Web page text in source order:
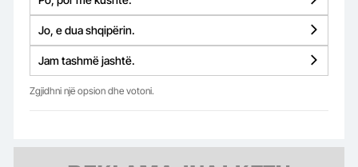
Jo, e dua shqipërin.
Jam tashmë jashtë.
Zgjidhni një opsion dhe votoni.